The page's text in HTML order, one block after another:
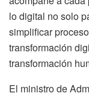
lo digital no solo
simplificar
transformación
transformación
El ministro de